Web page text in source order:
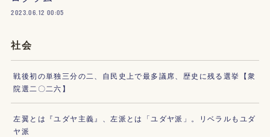
2023.06.12 00:05
社会
戦後初の単独三分の二、自民史上で最多議席、歴史に残る選挙【衆
院選二〇二六】
左翼とは『ユダヤ主義』、左派とは「ユダヤ派」。リベラルもユダ
ヤ派